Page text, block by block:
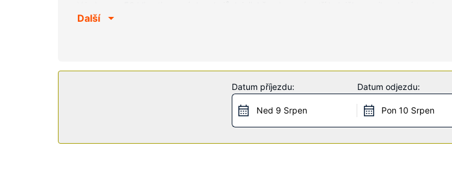
internet zdarma. K vybavení koupelen patří vana, toaletní potřeby zdarma a vysoušeč vlasů.
Hostům jsou k dispozici business centrum, recepce s nepřetržitým provozem a personál se
Další
Datum příjezdu:
Ned 9 Srpen
Datum odjezdu:
Pon 10 Srpen